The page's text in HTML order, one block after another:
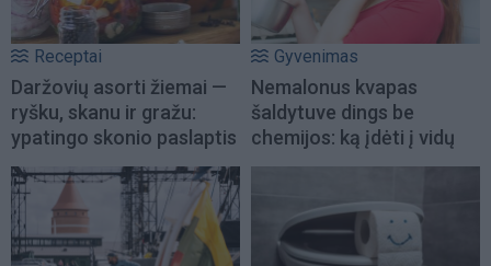
Receptai
Daržovių asorti žiemai —
ryšku, skanu ir gražu:
ypatingo skonio paslaptis
Gyvenimas
Nemalonus kvapas
šaldytuve dings be
chemijos: ką įdėti į vidų